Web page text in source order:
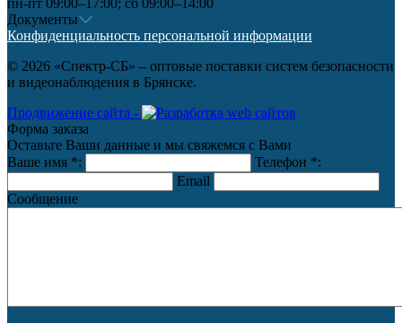
Документы
Конфиденциальность персональной информации
© 2026 «Спектр-СБ» – оптовые поставки систем безопасности
и видеонаблюдения в Брянске.
Продвижение сайта -
Форма заказа
Оставьте Ваши данные и мы свяжемся с Вами
Ваше имя *: Телефон *:
Email
Сообщение